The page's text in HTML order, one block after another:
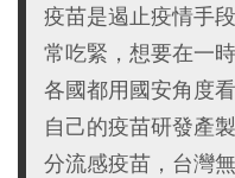
疫苗是遏止疫情手
常吃緊，想要在一
各國都用國安角度
自己的疫苗研發產
分流感疫苗，台灣